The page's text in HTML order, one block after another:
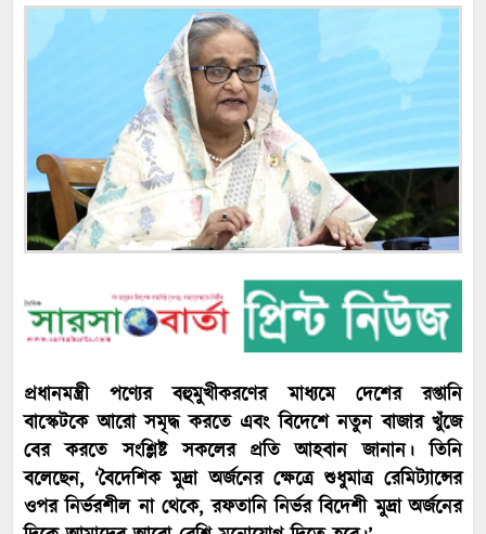
প্রধানমন্ত্রী পণ্যের বহুমুখীকরণের মাধ্যমে দেশের রপ্তানি
বাস্কেটকে আরো সমৃদ্ধ করতে এবং বিদেশে নতুন বাজার খুঁজে
বের করতে সংশ্লিষ্ট সকলের প্রতি আহবান জানান। তিনি
বলেছেন, ‘বৈদেশিক মুদ্রা অর্জনের ক্ষেত্রে শুধুমাত্র রেমিট্যান্সের
ওপর নির্ভরশীল না থেকে, রফতানি নির্ভর বিদেশী মুদ্রা অর্জনের